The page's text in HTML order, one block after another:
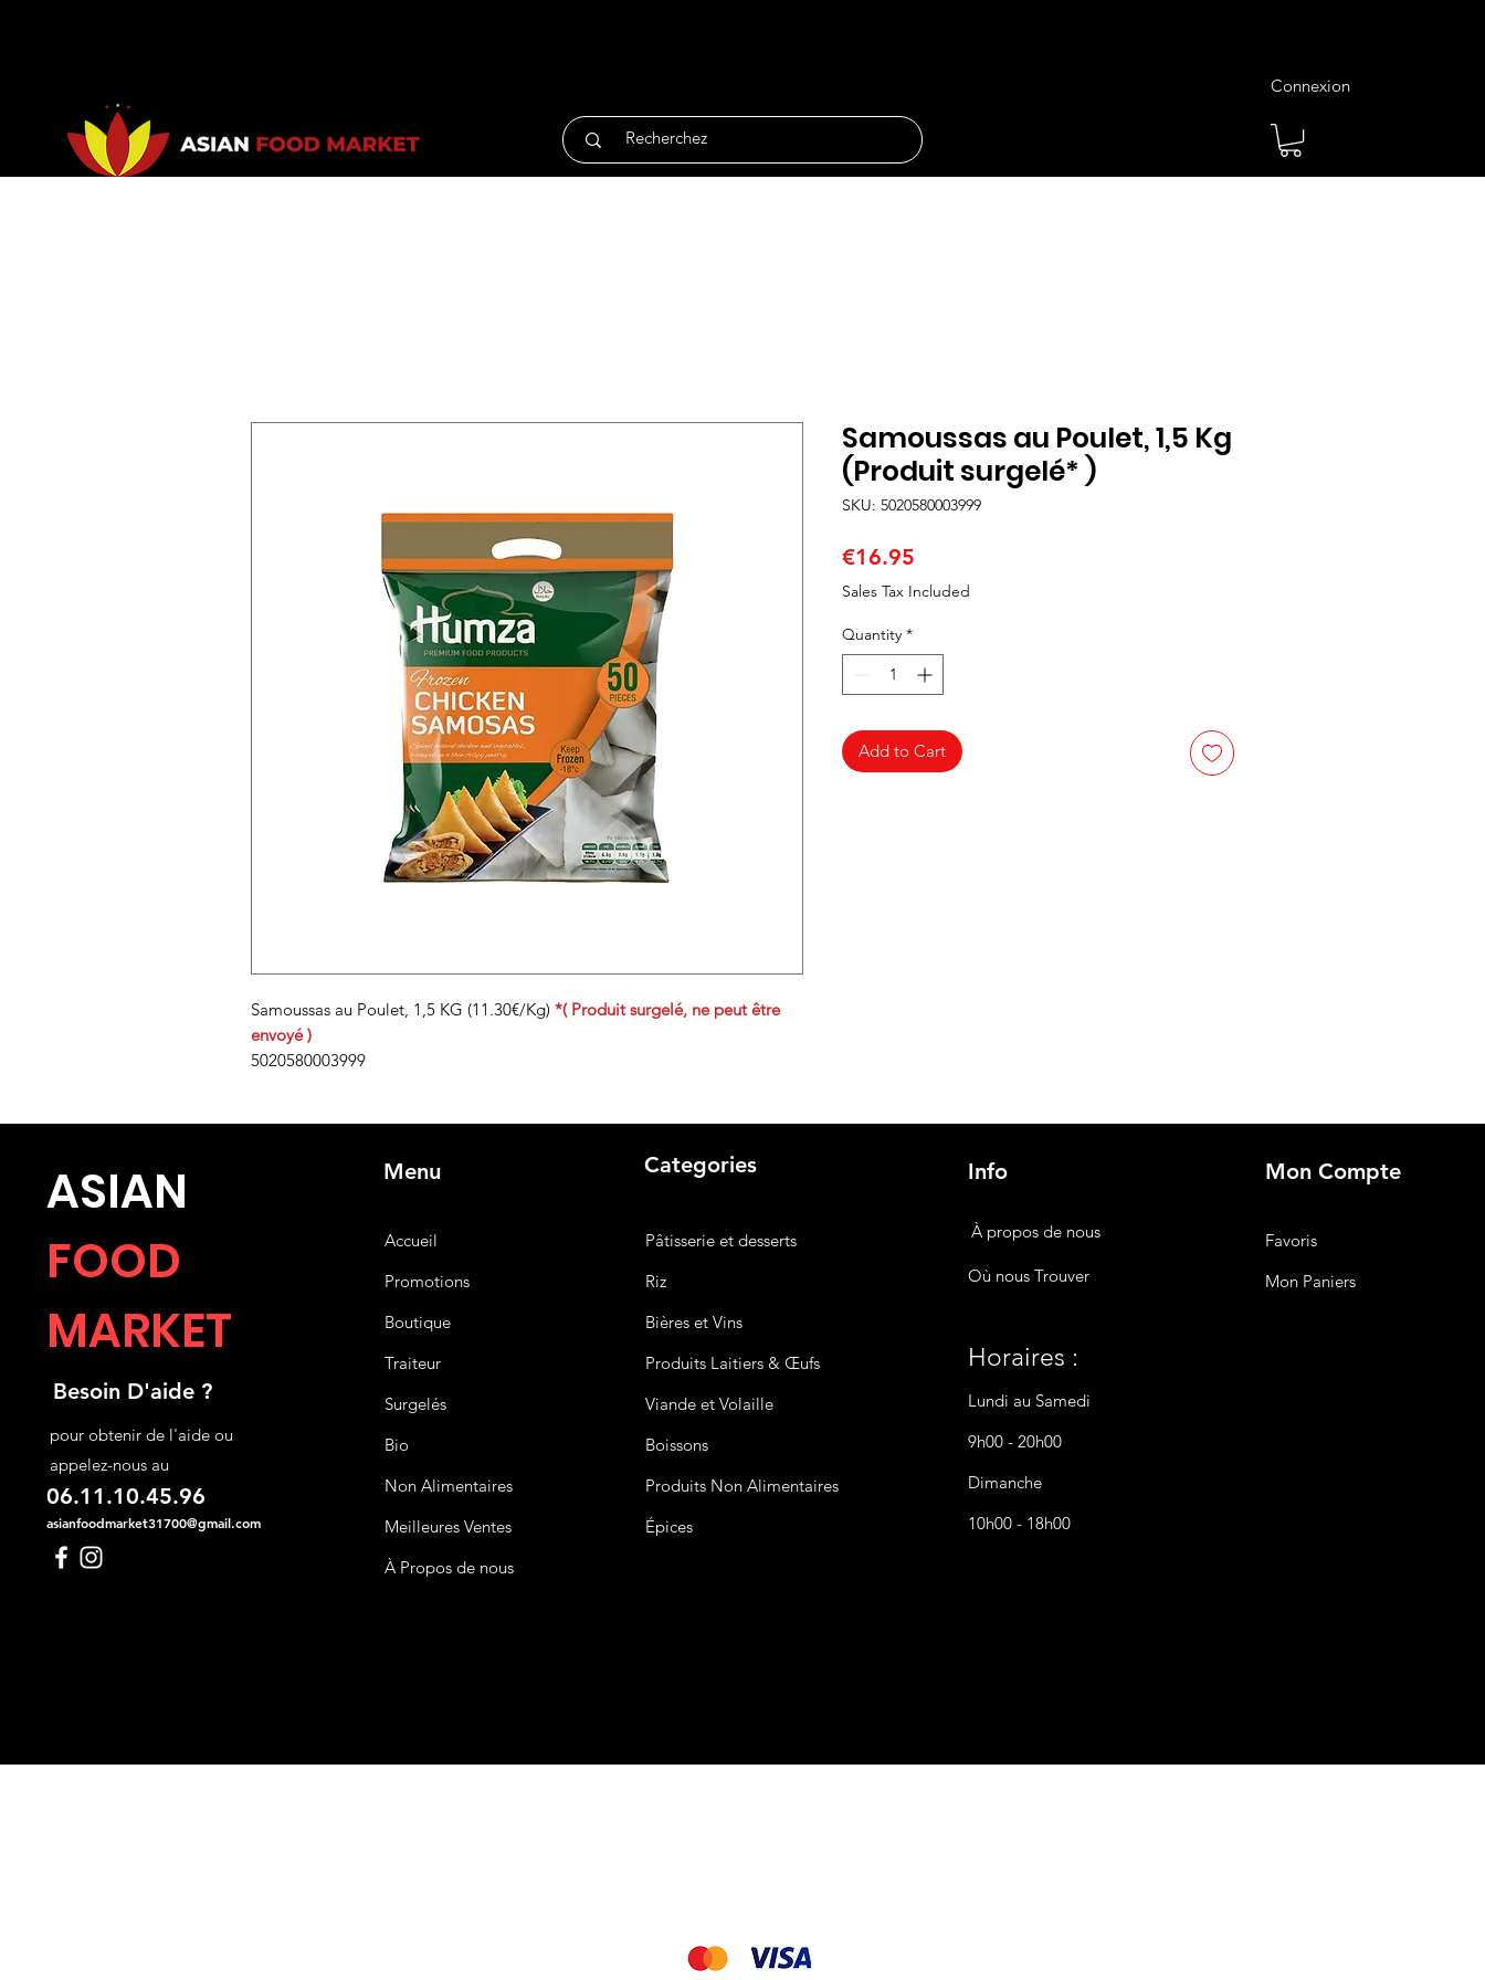
Connexion
Samoussas au Poulet, 1,5 KG (11.30€/Kg) *( Produit surgelé, ne peut être
envoyé )
5020580003999
Samoussas au Poulet, 1,5 Kg
(Produit surgelé* )
SKU: 5020580003999
€16.95
Sales Tax Included
Quantity *
Add to Cart
ASIAN
FOOD
MARKET
Besoin D'aide ?
pour obtenir de l'aide ou
appelez-nous au
06.11.10.45.96
asianfoodmarket31700@gmail.com
Menu
Accueil
Promotions
Boutique
Traiteur
Surgelés
Bio
Non Alimentaires
Meilleures Ventes
À Propos de nous
Categories
Pâtisserie et desserts
Riz
Bièreset Vins
Produits Laitiers & Œufs
Viande et Volaille
Boissons
Produits Non Alimentaires
Épices
Info
Où nous Trouver
Horaires :
Lundi au Samedi
9h00 - 20h00
Dimanche
10h00 - 18h00
À propos de nous
Mon Compte
Favoris
Mon Paniers